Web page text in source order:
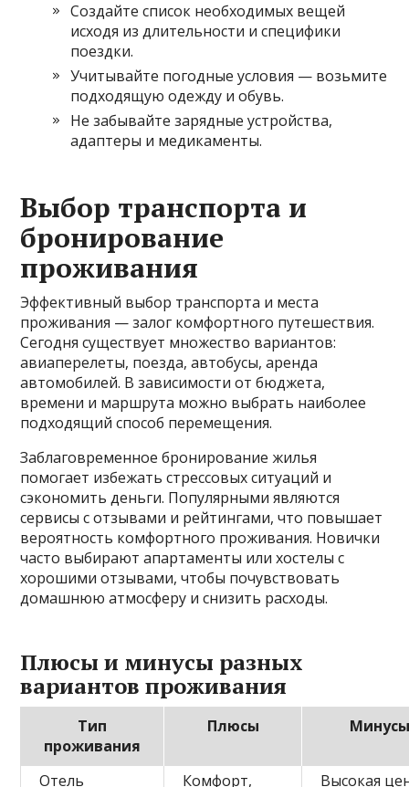
Создайте список необходимых вещей
исходя из длительности и специфики
поездки.
Учитывайте погодные условия — возьмите
подходящую одежду и обувь.
Не забывайте зарядные устройства,
адаптеры и медикаменты.
Выбор транспорта и
бронирование
проживания
Эффективный выбор транспорта и места
проживания — залог комфортного путешествия.
Сегодня существует множество вариантов:
авиаперелеты, поезда, автобусы, аренда
автомобилей. В зависимости от бюджета,
времени и маршрута можно выбрать наиболее
подходящий способ перемещения.
Заблаговременное бронирование жилья
помогает избежать стрессовых ситуаций и
сэкономить деньги. Популярными являются
сервисы с отзывами и рейтингами, что повышает
вероятность комфортного проживания. Новички
часто выбирают апартаменты или хостелы с
хорошими отзывами, чтобы почувствовать
домашнюю атмосферу и снизить расходы.
Плюсы и минусы разных
вариантов проживания
Тип
проживания
Плюсы Минусы
Отель Комфорт, Высокая